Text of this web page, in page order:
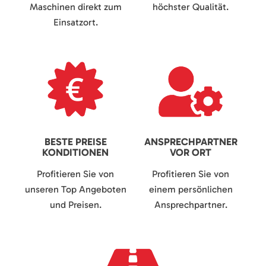
Maschinen direkt zum
Einsatzort.
höchster Qualität.
BESTE PREISE
KONDITIONEN
Profitieren Sie von
unseren Top Angeboten
und Preisen.
ANSPRECHPARTNER
VOR ORT
Profitieren Sie von
einem persönlichen
Ansprechpartner.